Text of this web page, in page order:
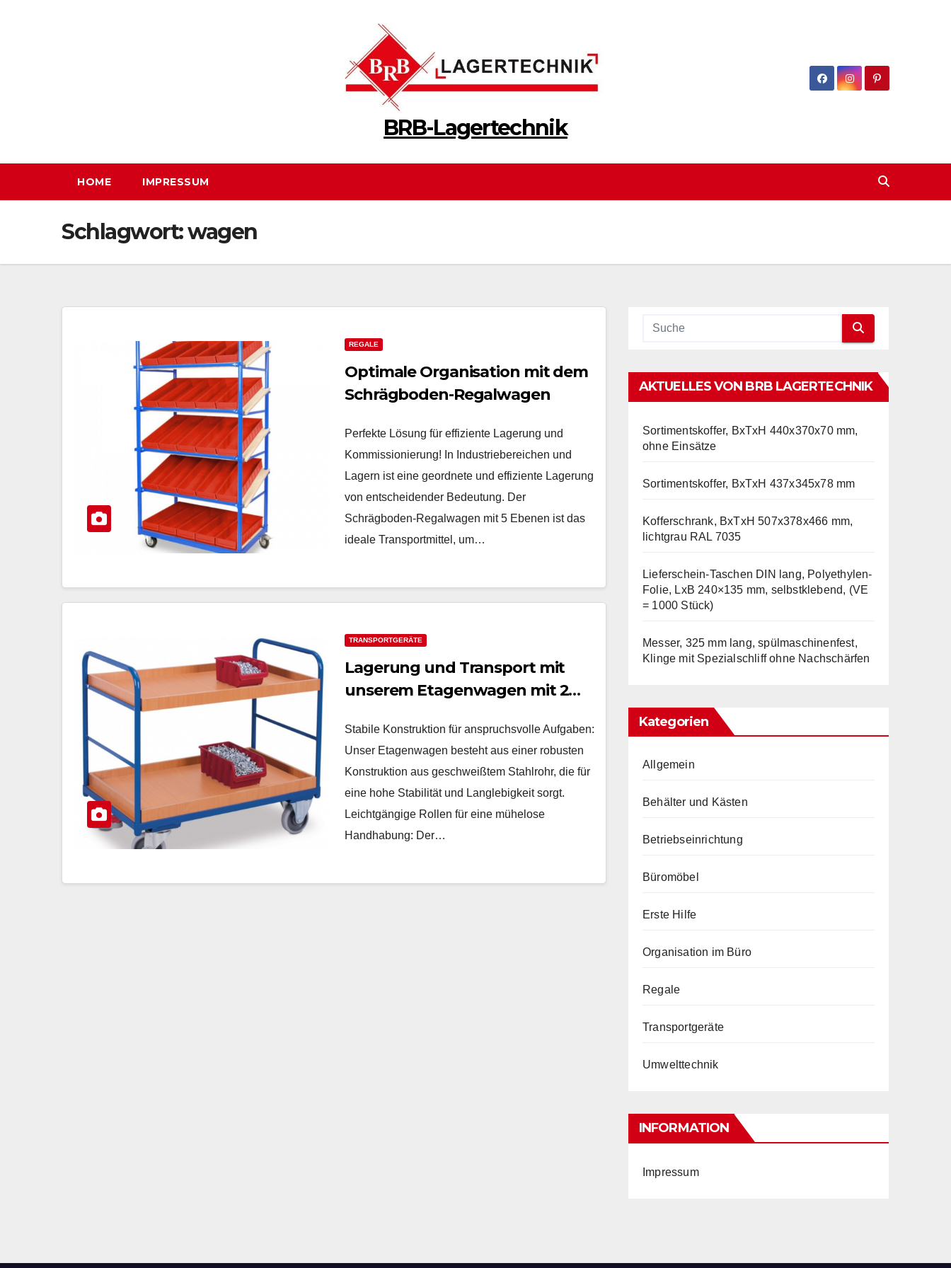
BRB-Lagertechnik
HOME IMPRESSUM
Schlagwort:wagen
REGALE
Optimale Organisation mit dem
Schrägboden-Regalwagen
Perfekte Lösung für effiziente Lagerung und
Kommissionierung! In Industriebereichen und
Lagern ist eine geordnete und effiziente Lagerung
von entscheidender Bedeutung. Der
Schrägboden-Regalwagen mit 5 Ebenen ist das
ideale Transportmittel, um…
TRANSPORTGERÄTE
Lagerung und Transport mit
unserem Etagenwagen mit 2
Stabile Konstruktion für anspruchsvolle Aufgaben:
Unser Etagenwagen besteht aus einer robusten
Konstruktion aus geschweißtem Stahlrohr, die für
eine hohe Stabilität und Langlebigkeit sorgt.
Leichtgängige Rollen für eine mühelose
Handhabung: Der…
AKTUELLES VON BRB LAGERTECHNIK
Sortimentskoffer, BxTxH 440x370x70 mm,
ohne Einsätze
Sortimentskoffer, BxTxH 437x345x78 mm
Kofferschrank, BxTxH 507x378x466 mm,
lichtgrau RAL 7035
Lieferschein-Taschen DIN lang, Polyethylen-
Folie, LxB 240×135 mm, selbstklebend, (VE
= 1000 Stück)
Messer, 325 mm lang, spülmaschinenfest,
Klinge mit Spezialschliff ohne Nachschärfen
Kategorien
Allgemein
Behälter und Kästen
Betriebseinrichtung
Büromöbel
Erste Hilfe
Organisation im Büro
Regale
Transportgeräte
Umwelttechnik
INFORMATION
Impressum